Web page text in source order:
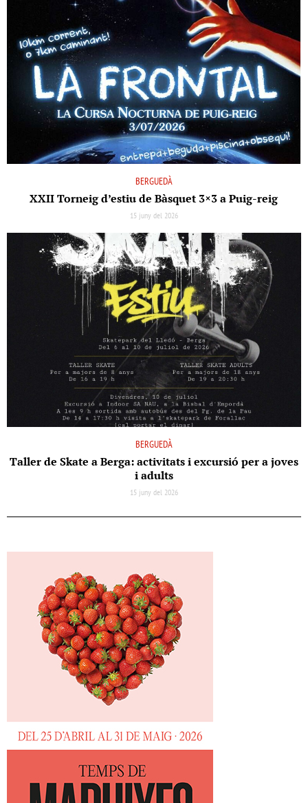
BERGUEDÀ
XXII Torneig d’estiu de Bàsquet 3×3 a Puig-reig
15 juny del 2026
BERGUEDÀ
Taller de Skate a Berga: activitats i excursió per a joves
i adults
15 juny del 2026